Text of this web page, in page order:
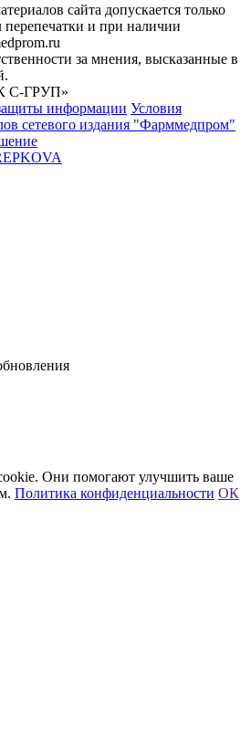
сайта допускается только
и при наличии
за мнения, высказанные в
С-ГРУП»
информации Условия
сетевого издания "Фарммедпром"
Они помогают улучшить ваше
Политика конфиденциальности ОК